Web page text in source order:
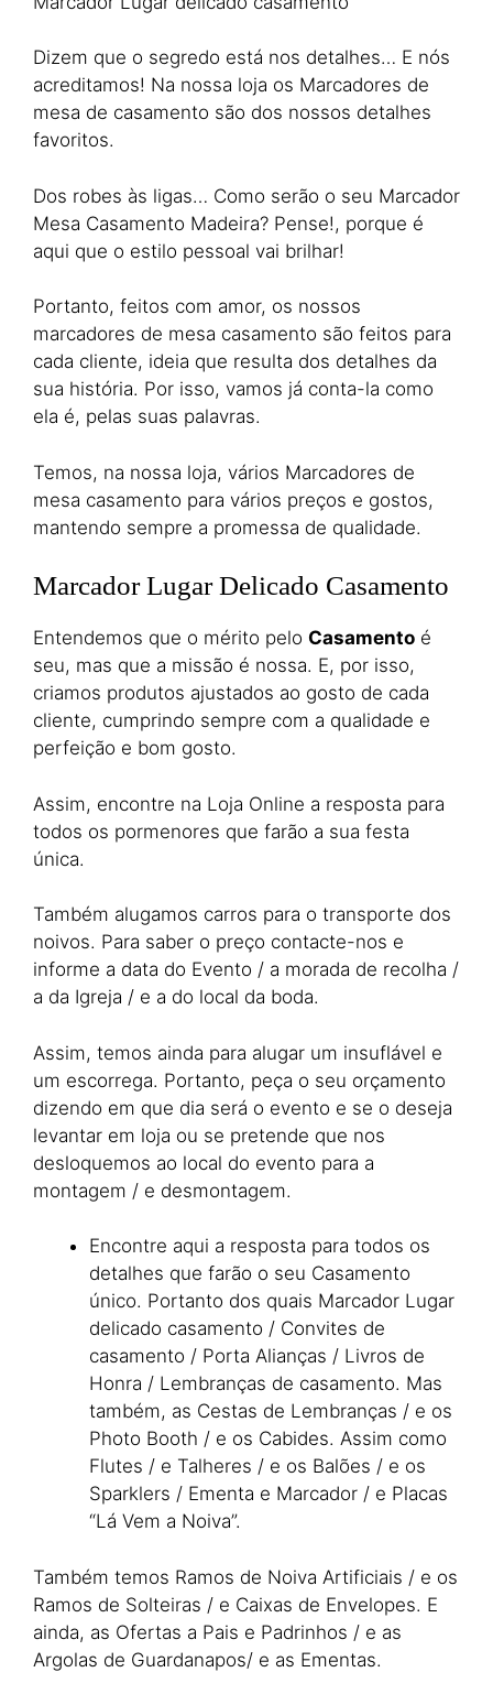
Dizem que o segredo está nos detalhes… E nós
acreditamos! Na nossa loja os Marcadores de
mesa de casamento são dos nossos detalhes
favoritos.
Dos robes às ligas… Como serão o seu Marcador
Mesa Casamento Madeira? Pense!, porque é
aqui que o estilo pessoal vai brilhar!
Portanto, feitos com amor, os nossos
marcadores de mesa casamento são feitos para
cada cliente, ideia que resulta dos detalhes da
sua história. Por isso, vamos já conta-la como
ela é, pelas suas palavras.
Temos, na nossa loja, vários Marcadores de
mesa casamento para vários preços e gostos,
mantendo sempre a promessa de qualidade.
Marcador Lugar Delicado Casamento
Entendemos que o mérito pelo Casamento é
seu, mas que a missão é nossa. E, por isso,
criamos produtos ajustados ao gosto de cada
cliente, cumprindo sempre com a qualidade e
perfeição e bom gosto.
Assim, encontre na Loja Online a resposta para
todos os pormenores que farão a sua festa
única.
Também alugamos carros para o transporte dos
noivos. Para saber o preço contacte-nos e
informe a data do Evento / a morada de recolha /
a da Igreja / e a do local da boda.
Assim, temos ainda para alugar um insuflável e
um escorrega. Portanto, peça o seu orçamento
dizendo em que dia será o evento e se o deseja
levantar em loja ou se pretende que nos
desloquemos ao local do evento para a
montagem / e desmontagem.
Encontre aqui a resposta para todos os
detalhes que farão o seu Casamento
único. Portanto dos quais Marcador Lugar
delicado casamento / Convites de
casamento / Porta Alianças / Livros de
Honra / Lembranças de casamento. Mas
também, as Cestas de Lembranças / e os
Photo Booth / e os Cabides. Assim como
Flutes / e Talheres / e os Balões / e os
Sparklers / Ementa e Marcador / e Placas
“Lá Vem a Noiva”.
Também temos Ramos de Noiva Artificiais / e os
Ramos de Solteiras / e Caixas de Envelopes. E
ainda, as Ofertas a Pais e Padrinhos / e as
Argolas de Guardanapos/ e as Ementas.